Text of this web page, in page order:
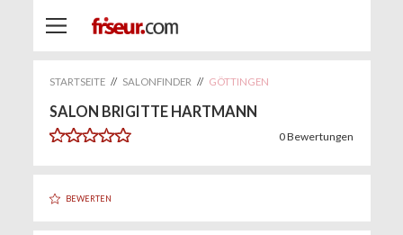
STARTSEITE // SALONFINDER // GÖTTINGEN
SALON BRIGITTE HARTMANN
0Bewertungen
BEWERTEN